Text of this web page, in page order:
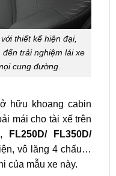
thiết kế hiện đại,
trải nghiệm lái xe
cung đường.
hữu khoang cabin
mái cho tài xế trên
FL250D/ FL350D/
vô lăng 4 chấu…
của mẫu xe này.